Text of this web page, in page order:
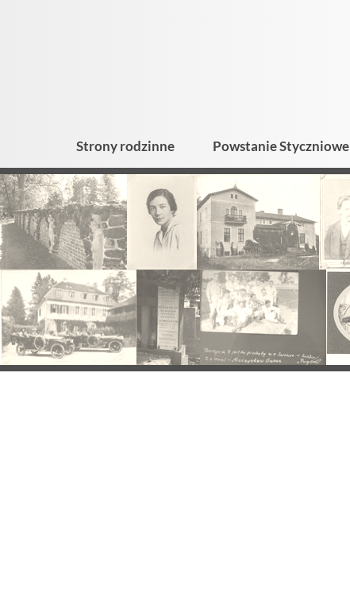
Strony rodzinne Powstanie Styczniowe